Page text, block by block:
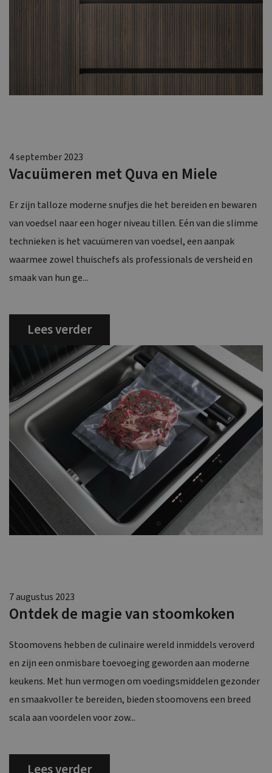
4 september 2023
Vacuümeren met Quva en Miele
Er zijn talloze moderne snufjes die het bereiden en bewaren
van voedsel naar een hoger niveau tillen. Eén van die slimme
technieken is het vacuümeren van voedsel, een aanpak
waarmee zowel thuischefs als professionals de versheid en
smaak van hun ge...
Lees verder
7 augustus 2023
Ontdek de magie van stoomkoken
Stoomovens hebben de culinaire wereld inmiddels veroverd
en zijn een onmisbare toevoeging geworden aan moderne
keukens. Met hun vermogen om voedingsmiddelen gezonder
en smaakvoller te bereiden, bieden stoomovens een breed
scala aan voordelen voor zow...